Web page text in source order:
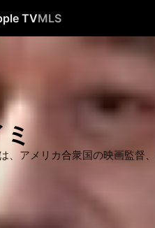
TVMLS
、アメリカ合衆国の映画監督